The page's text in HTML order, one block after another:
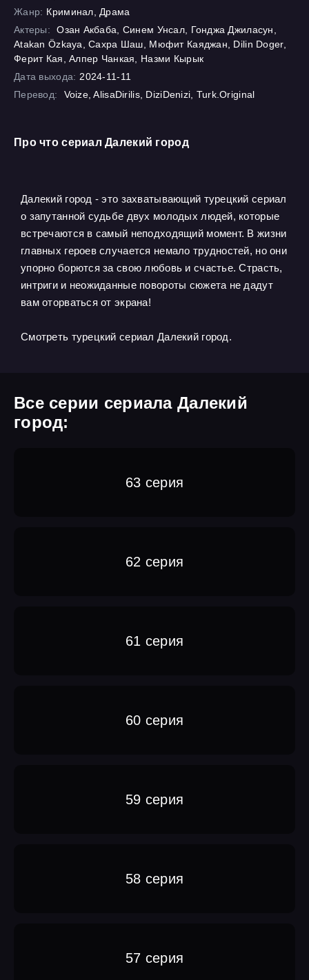
Жанр: Криминал, Драма
Актеры:
Озан Акбаба, Синем Унсал, Гонджа Джиласун,
Atakan Özkaya, Сахра Шаш, Мюфит Каяджан, Dilin Doger,
Ферит Кая, Алпер Чанкая, Назми Кырык
Дата выхода: 2024-11-11
Перевод:
Voize, AlisaDirilis, DiziDenizi, Turk.Original
Про что сериал Далекий город
Далекий город - это захватывающий турецкий сериал
о запутанной судьбе двух молодых людей, которые
встречаются в самый неподходящий момент. В жизни
главных героев случается немало трудностей, но они
упорно борются за свою любовь и счастье. Страсть,
интриги и неожиданные повороты сюжета не дадут
вам оторваться от экрана!
Смотреть турецкий сериал Далекий город.
Все серии сериала Далекий
город:
63 серия
62 серия
61 серия
60 серия
59 серия
58 серия
57 серия